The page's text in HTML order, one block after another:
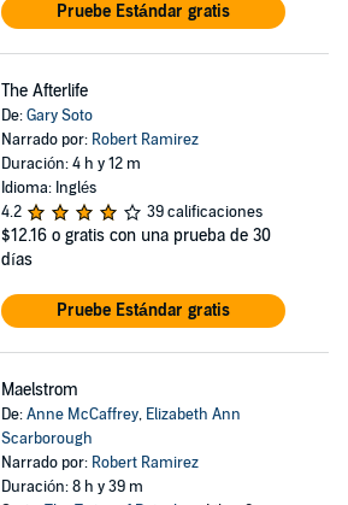
Pruebe Estándar gratis
The Afterlife
De:Gary Soto
Narrado por: Robert Ramirez
Duración: 4 h y 12 m
Idioma: Inglés
4.2
39 calificaciones
$12.16 o gratis con una prueba de 30
días
Pruebe Estándar gratis
Maelstrom
De:Anne McCaffrey, Elizabeth Ann
Scarborough
Narrado por: Robert Ramirez
Duración: 8 h y 39 m